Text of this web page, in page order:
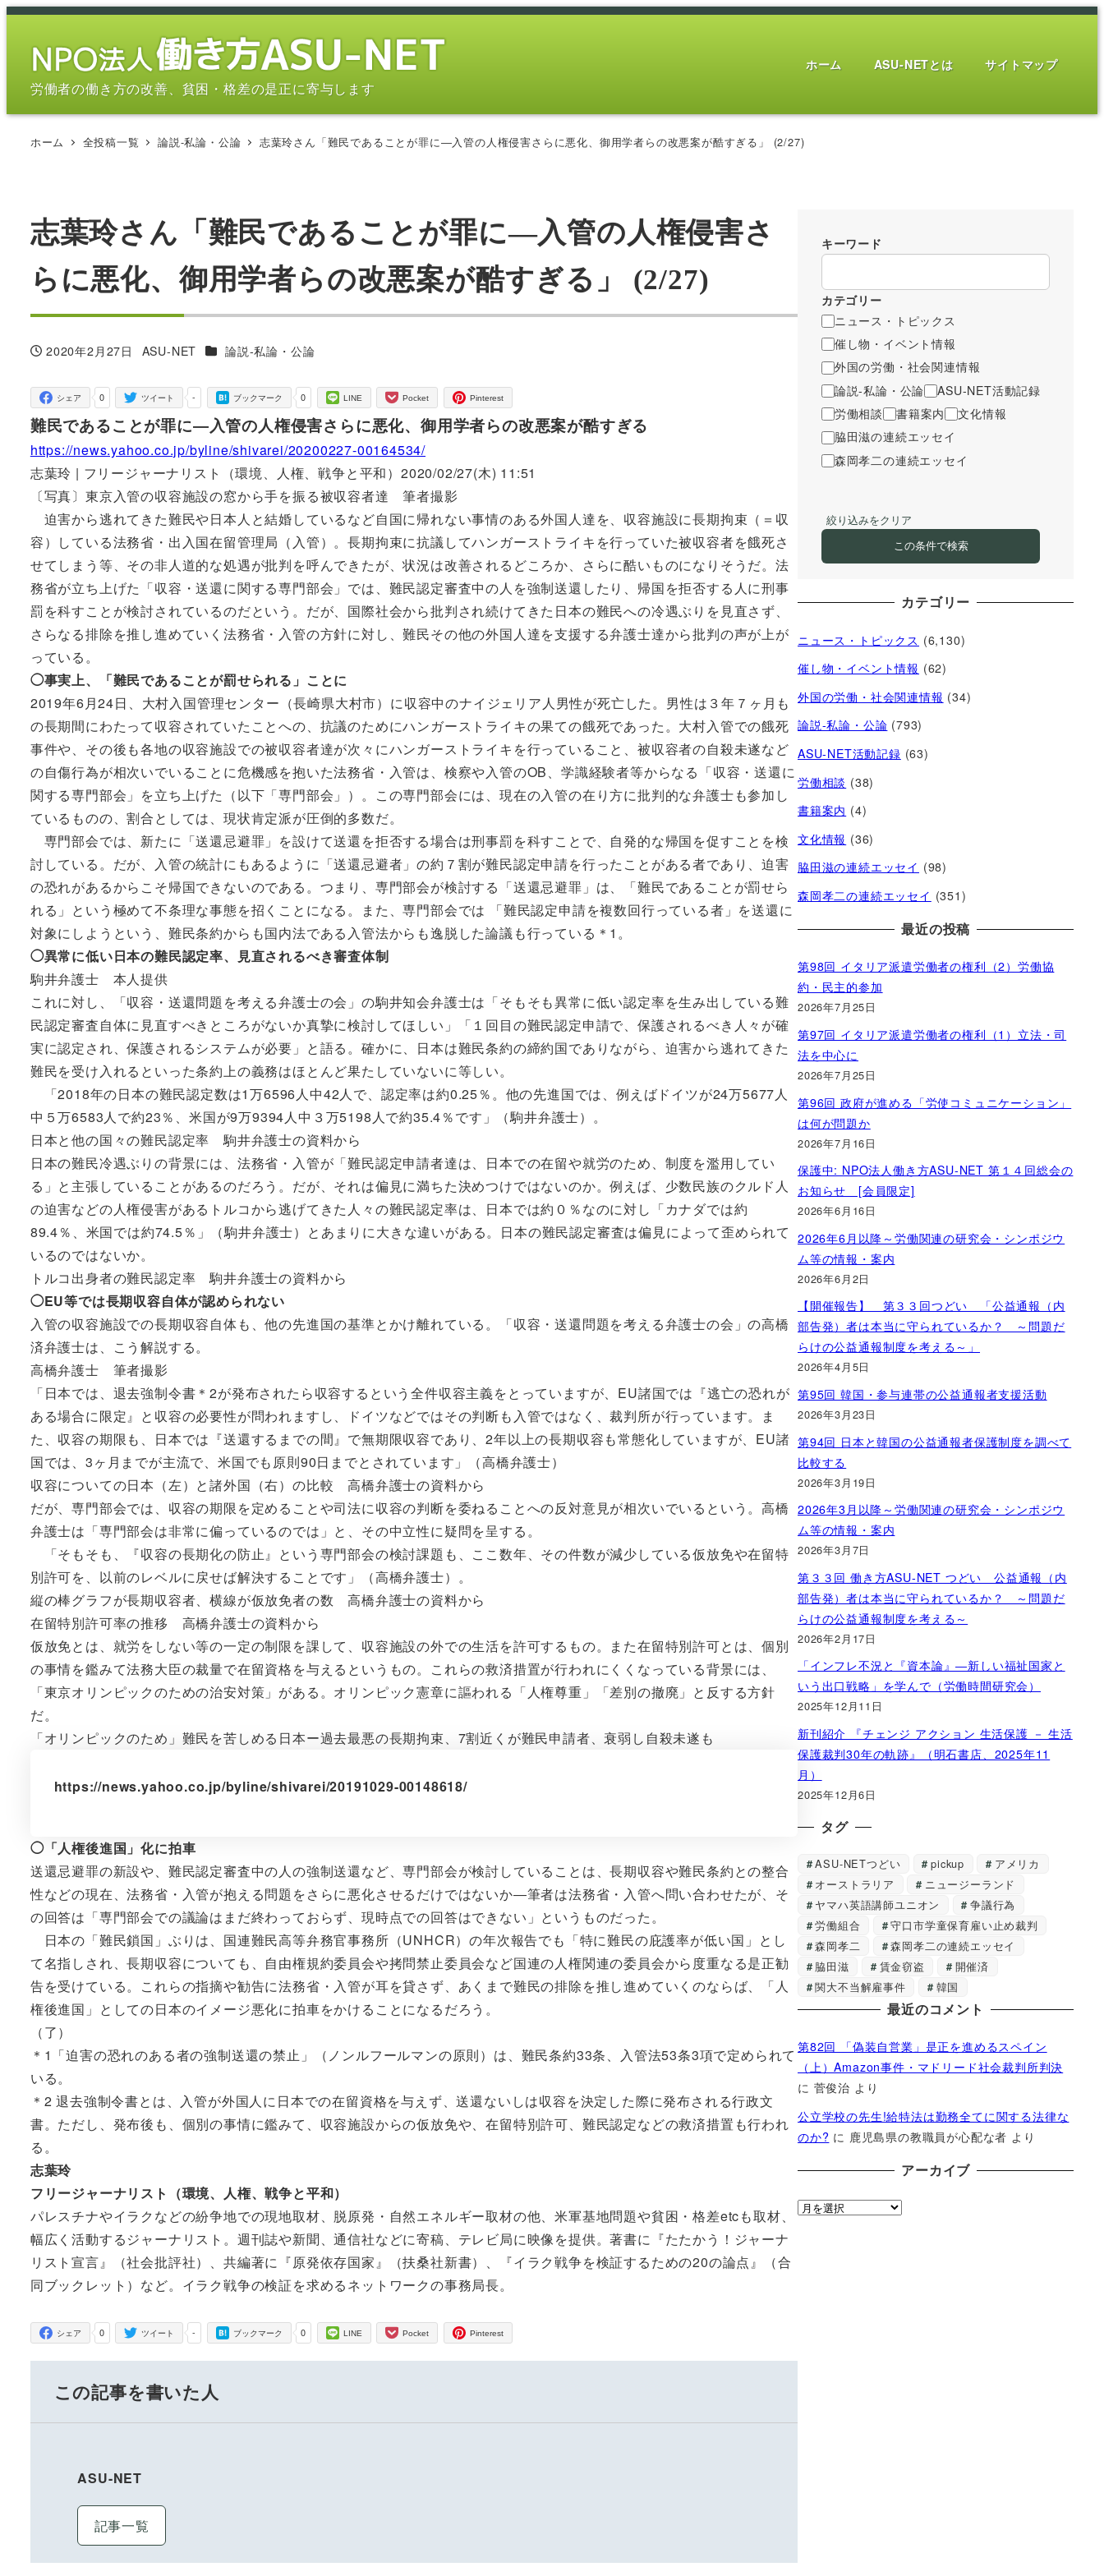
メ
労働者の働き方の改善、貧困・格差の是正に寄与します
ホーム ASU-NETとは サイトマップ
ホーム 全投稿一覧 論説-私論・公論 志葉玲さん「難民であることが罪に―入管の人権侵害さらに悪化、御用学者らの改悪案が酷すぎる」 (2/27)
志葉玲さん「難民であることが罪に―入管の人権侵害さ
らに悪化、御用学者らの改悪案が酷すぎる」 (2/27)
投稿日
2020年2月27日
著
ASU-NET カテゴリー
論説-私論・公論
0
シェア -
ツイート 0
ブックマーク LINE Pocket Pinterest
難民であることが罪に―入管の人権侵害さらに悪化、御用学者らの改悪案が酷すぎる
https://news.yahoo.co.jp/byline/shivarei/20200227-00164534/
志葉玲 | フリージャーナリスト（環境、人権、戦争と平和）2020/02/27(木) 11:51
〔写真〕東京入管の収容施設の窓から手を振る被収容者達 筆者撮影
迫害から逃れてきた難民や日本人と結婚しているなど自国に帰れない事情のある外国人達を、収容施設に長期拘束（＝収
容）している法務省・出入国在留管理局（入管）。長期拘束に抗議してハンガーストライキを行っていた被収容者を餓死さ
せてしまう等、その非人道的な処遇が批判を呼んできたが、状況は改善されるどころか、さらに酷いものになりそうだ。法
務省が立ち上げた「収容・送還に関する専門部会」では、難民認定審査中の人を強制送還したり、帰国を拒否する人に刑事
罰を科すことが検討されているのだという。だが、国際社会から批判され続けてきた日本の難民への冷遇ぶりを見直さず、
さらなる排除を推し進めていく法務省・入管の方針に対し、難民その他の外国人達を支援する弁護士達から批判の声が上が
っている。
◯事実上、「難民であることが罰せられる」ことに
2019年6月24日、大村入国管理センター（長崎県大村市）に収容中のナイジェリア人男性が死亡した。男性は３年７ヶ月も
の長期間にわたって収容されていたことへの、抗議のためにハンガーストライキの果ての餓死であった。大村入管での餓死
事件や、その後も各地の収容施設での被収容者達が次々にハンガーストライキを行っていること、被収容者の自殺未遂など
の自傷行為が相次いでいることに危機感を抱いた法務省・入管は、検察や入管のOB、学識経験者等からなる「収容・送還に
関する専門部会」を立ち上げた（以下「専門部会」）。この専門部会には、現在の入管の在り方に批判的な弁護士も参加し
ているものの、割合としては、現状肯定派が圧倒的多数だ。
専門部会では、新たに「送還忌避罪」を設けて送還を拒否する場合は刑事罰を科すことで、自発的な帰国を促すことを検
討している。だが、入管の統計にもあるように「送還忌避者」の約７割が難民認定申請を行ったことがある者であり、迫害
の恐れがあるからこそ帰国できないのである。つまり、専門部会が検討する「送還忌避罪」は、「難民であることが罰せら
れる」という極めて不条理な事態を招くことになる。また、専門部会では 「難民認定申請を複数回行っている者」を送還に
対象にしようという、難民条約からも国内法である入管法からも逸脱した論議も行っている＊1。
◯異常に低い日本の難民認定率、見直されるべき審査体制
駒井弁護士 本人提供
これに対し、「収容・送還問題を考える弁護士の会」の駒井知会弁護士は「そもそも異常に低い認定率を生み出している難
民認定審査自体に見直すべきところがないか真摯に検討してほしい」「１回目の難民認定申請で、保護されるべき人々が確
実に認定され、保護されるシステムが必要」と語る。確かに、日本は難民条約の締約国でありながら、迫害から逃れてきた
難民を受け入れるといった条約上の義務はほとんど果たしていないに等しい。
「2018年の日本の難民認定数は1万6596人中42人で、認定率は約0.25％。他の先進国では、例えばドイツが24万5677人
中５万6583人で約23％、米国が9万9394人中３万5198人で約35.4％です」（駒井弁護士）。
日本と他の国々の難民認定率 駒井弁護士の資料から
日本の難民冷遇ぶりの背景には、法務省・入管が「難民認定申請者達は、日本での在留や就労のため、制度を濫用してい
る」と主張していることがあるのだろう。だが、それは偏見に満ちた決めつけではないのか。例えば、少数民族のクルド人
の迫害などの人権侵害があるトルコから逃げてきた人々の難民認定率は、日本では約０％なのに対し「カナダでは約
89.4％、米国では約74.5％」（駒井弁護士）とあまりに大きな違いがある。日本の難民認定審査は偏見によって歪められて
いるのではないか。
トルコ出身者の難民認定率 駒井弁護士の資料から
◯EU等では長期収容自体が認められない
入管の収容施設での長期収容自体も、他の先進国の基準とかけ離れている。「収容・送還問題を考える弁護士の会」の高橋
済弁護士は、こう解説する。
高橋弁護士 筆者撮影
「日本では、退去強制令書＊2が発布されたら収容するという全件収容主義をとっていますが、EU諸国では『逃亡の恐れが
ある場合に限定』と収容の必要性が問われますし、ドイツなどではその判断も入管ではなく、裁判所が行っています。ま
た、収容の期限も、日本では『送還するまでの間』で無期限収容であり、2年以上の長期収容も常態化していますが、EU諸
国では、3ヶ月までが主流で、米国でも原則90日までとされています」（高橋弁護士）
収容についての日本（左）と諸外国（右）の比較 高橋弁護士の資料から
だが、専門部会では、収容の期限を定めることや司法に収容の判断を委ねることへの反対意見が相次いでいるという。高橋
弁護士は「専門部会は非常に偏っているのでは」と、その中立性に疑問を呈する。
「そもそも、『収容の長期化の防止』という専門部会の検討課題も、ここ数年、その件数が減少している仮放免や在留特
別許可を、以前のレベルに戻せば解決することです」（高橋弁護士）。
縦の棒グラフが長期収容者、横線が仮放免者の数 高橋弁護士の資料から
在留特別許可率の推移 高橋弁護士の資料から
仮放免とは、就労をしない等の一定の制限を課して、収容施設の外での生活を許可するもの。また在留特別許可とは、個別
の事情を鑑みて法務大臣の裁量で在留資格を与えるというもの。これらの救済措置が行われにくくなっている背景には、
「東京オリンピックのための治安対策」がある。オリンピック憲章に謳われる「人権尊重」「差別の撤廃」と反する方針
だ。
「オリンピックのため」難民を苦しめる日本ー過去最悪の長期拘束、7割近くが難民申請者、衰弱し自殺未遂も
https://news.yahoo.co.jp/byline/shivarei/20191029-00148618/
◯「人権後進国」化に拍車
送還忌避罪の新設や、難民認定審査中の人の強制送還など、専門部会が検討していることは、長期収容や難民条約との整合
性などの現在、法務省・入管が抱える問題をさらに悪化させるだけではないか―筆者は法務省・入管へ問い合わせたが、そ
の回答は「専門部会での議論はまだ終わっておらず、現時点での回答はできない」というものだった。
日本の「難民鎖国」ぶりは、国連難民高等弁務官事務所（UNHCR）の年次報告でも「特に難民の庇護率が低い国」とし
て名指しされ、長期収容についても、自由権規約委員会や拷問禁止委員会など国連の人権関連の委員会から度重なる是正勧
告を受けている。これらの指摘や勧告に法務省・入管が耳を貸さず、あくまで難民の排除を推し進めていくのならば、「人
権後進国」としての日本のイメージ悪化に拍車をかけることになるだろう。
（了）
＊1「迫害の恐れのある者の強制送還の禁止」（ノンルフールマンの原則）は、難民条約33条、入管法53条3項で定められて
いる。
＊2 退去強制令書とは、入管が外国人に日本での在留資格を与えず、送還ないしは収容を決定した際に発布される行政文
書。ただし、発布後も、個別の事情に鑑みて、収容施設からの仮放免や、在留特別許可、難民認定などの救済措置も行われ
る。
志葉玲
フリージャーナリスト（環境、人権、戦争と平和）
パレスチナやイラクなどの紛争地での現地取材、脱原発・自然エネルギー取材の他、米軍基地問題や貧困・格差etcも取材、
幅広く活動するジャーナリスト。週刊誌や新聞、通信社などに寄稿、テレビ局に映像を提供。著書に『たたかう！ジャーナ
リスト宣言』（社会批評社）、共編著に『原発依存国家』（扶桑社新書）、『イラク戦争を検証するための20の論点』（合
同ブックレット）など。イラク戦争の検証を求めるネットワークの事務局長。
0
シェア -
ツイート 0
ブックマーク LINE Pocket Pinterest
この記事を書いた人
ASU-NET
記事一覧
キーワード
カテゴリー
ニュース・トピックス
催し物・イベント情報
外国の労働・社会関連情報
論説-私論・公論
ASU-NET活動記録
労働相談
書籍案内
文化情報
脇田滋の連続エッセイ
森岡孝二の連続エッセイ
絞り込みをクリア
この条件で検索
カテゴリー
ニュース・トピックス (6,130)
催し物・イベント情報 (62)
外国の労働・社会関連情報 (34)
論説-私論・公論 (793)
ASU-NET活動記録 (63)
労働相談 (38)
書籍案内 (4)
文化情報 (36)
脇田滋の連続エッセイ (98)
森岡孝二の連続エッセイ (351)
最近の投稿
第98回 イタリア派遣労働者の権利（2）労働協
約・民主的参加
2026年7月25日
第97回 イタリア派遣労働者の権利（1）立法・司
法を中心に
2026年7月25日
第96回 政府が進める「労使コミュニケーション」
は何が問題か
2026年7月16日
保護中: NPO法人働き方ASU-NET 第１４回総会の
お知らせ [会員限定]
2026年6月16日
2026年6月以降～労働関連の研究会・シンポジウ
ム等の情報・案内
2026年6月2日
【開催報告】 第３３回つどい 「公益通報（内
部告発）者は本当に守られているか？ ～問題だ
らけの公益通報制度を考える～」
2026年4月5日
第95回 韓国・参与連帯の公益通報者支援活動
2026年3月23日
第94回 日本と韓国の公益通報者保護制度を調べて
比較する
2026年3月19日
2026年3月以降～労働関連の研究会・シンポジウ
ム等の情報・案内
2026年3月7日
第３３回 働き方ASU-NET つどい 公益通報（内
部告発）者は本当に守られているか？ ～問題だ
らけの公益通報制度を考える～
2026年2月17日
「インフレ不況と『資本論』―新しい福祉国家と
いう出口戦略」を学んで（労働時間研究会）
2025年12月11日
新刊紹介 『チェンジ アクション 生活保護 － 生活
保護裁判30年の軌跡』（明石書店、2025年11
月）
2025年12月6日
タグ
ASU-NETつどい pickup
アメリカ
オーストラリア
ニュージーランド
ヤマハ英語講師ユニオン
争議行為
労働組合
守口市学童保育雇い止め裁判
森岡孝二
森岡孝二の連続エッセイ
脇田滋
賃金窃盗
開催済
関大不当解雇事件
韓国
最近のコメント
第82回 「偽装自営業」是正を進めるスペイン
（上）Amazon事件・マドリード社会裁判所判決
に 菅俊治 より
公立学校の先生!給特法は勤務全てに関する法律な
のか? に 鹿児島県の教職員が心配な者 より
アーカイブ
ア